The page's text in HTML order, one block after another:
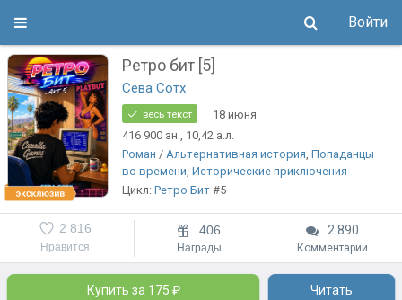
Войти
Ретро бит [5]
Сева Сотх
весь текст
18 июня
416 900 зн., 10,42 а.л.
Роман / Альтернативная история, Попаданцы
во времени, Исторические приключения
Цикл: Ретро Бит#5
Нравится
2 816 406
Награды
2 890
Комментарии
Купить за 175 ₽ Читать